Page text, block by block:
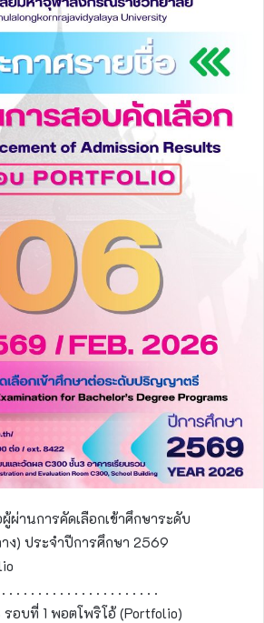
ผ่านการคัดเลือกเข้าศึกษาระดับ
) ประจำปีการศึกษา 2569
. . . . . . . . . . . . . . . . . . . . .
รอบที่ 1 พอตโพริโอ้ (Portfolio)